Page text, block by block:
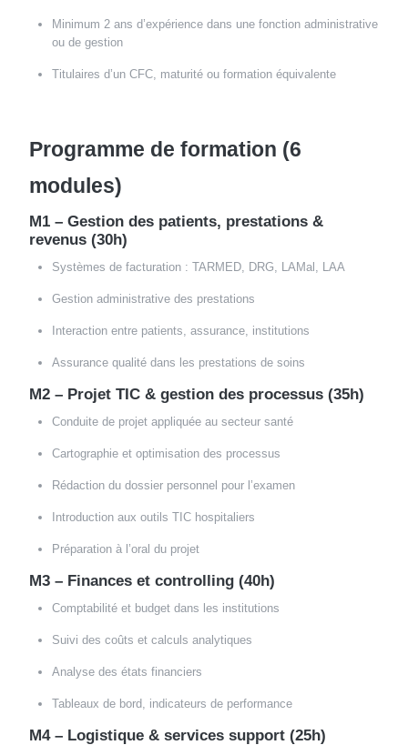
Minimum 2 ans d’expérience dans une fonction administrative
ou de gestion
Titulaires d’un CFC, maturité ou formation équivalente
Programme de formation (6
modules)
M1 – Gestion des patients, prestations &
revenus (30h)
Systèmes de facturation : TARMED, DRG, LAMal, LAA
Gestion administrative des prestations
Interaction entre patients, assurance, institutions
Assurance qualité dans les prestations de soins
M2 – Projet TIC & gestion des processus (35h)
Conduite de projet appliquée au secteur santé
Cartographie et optimisation des processus
Rédaction du dossier personnel pour l’examen
Introduction aux outils TIC hospitaliers
Préparation à l’oral du projet
M3 – Finances et controlling (40h)
Comptabilité et budget dans les institutions
Suivi des coûts et calculs analytiques
Analyse des états financiers
Tableaux de bord, indicateurs de performance
M4 – Logistique & services support (25h)